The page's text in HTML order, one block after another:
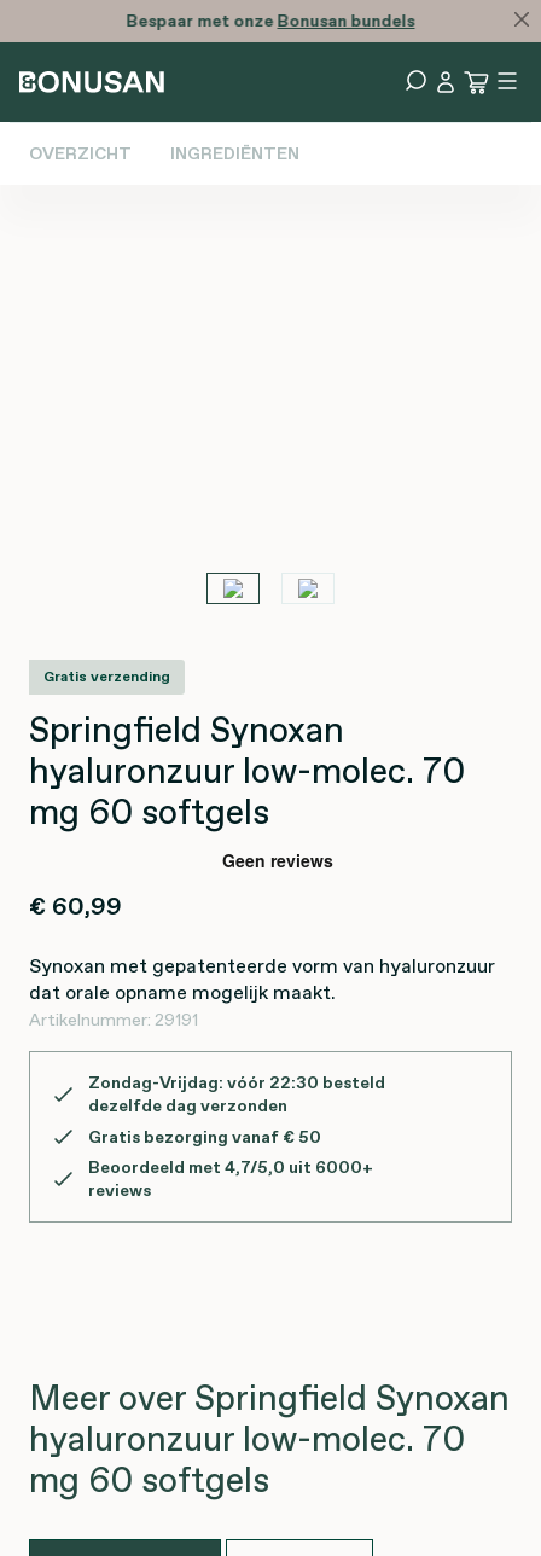
Bespaar met onzeBonusan bundels
OVERZICHT INGREDIËNTEN
Gratis verzending
Springfield Synoxan
hyaluronzuur low-molec. 70
mg 60 softgels
€ 60,99
Synoxan met gepatenteerde vorm van hyaluronzuur
dat orale opname mogelijk maakt.
Artikelnummer: 29191
Zondag-Vrijdag: vóór 22:30 besteld
dezelfde dag verzonden
Gratis bezorging vanaf € 50
Beoordeeld met 4,7/5,0 uit 6000+
reviews
Meer over Springfield Synoxan
hyaluronzuur low-molec. 70
mg 60 softgels